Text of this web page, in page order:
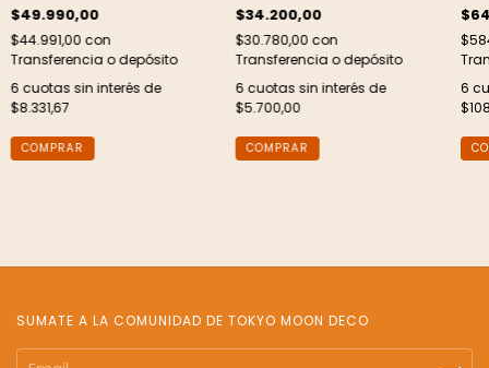
$49.990,00
$44.991,00 con
Transferencia o depósito
6 cuotas sin interés de
$8.331,67
COMPRAR
$34.200,00
$30.780,00 con
Transferencia o depósito
6 cuotas sin interés de
$5.700,00
6
SUMATE A LA COMUNIDAD DE TOKYO MOON DECO